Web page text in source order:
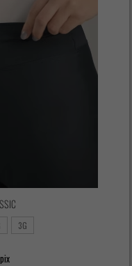
3G